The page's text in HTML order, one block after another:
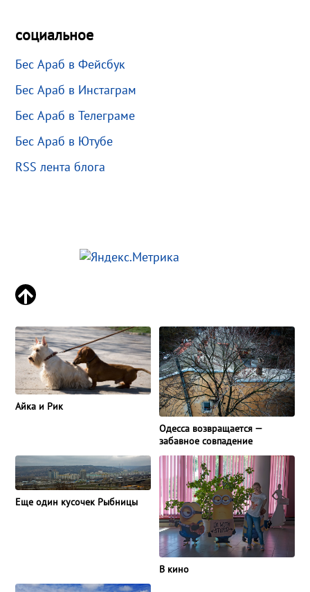
социальное
Бес Араб в Фейсбук
Бес Араб в Инстаграм
Бес Араб в Телеграме
Бес Араб в Ютубе
RSS лента блога
Айка и Рик
Одесса возвращается —
забавное совпадение
Еще один кусочек Рыбницы
В кино